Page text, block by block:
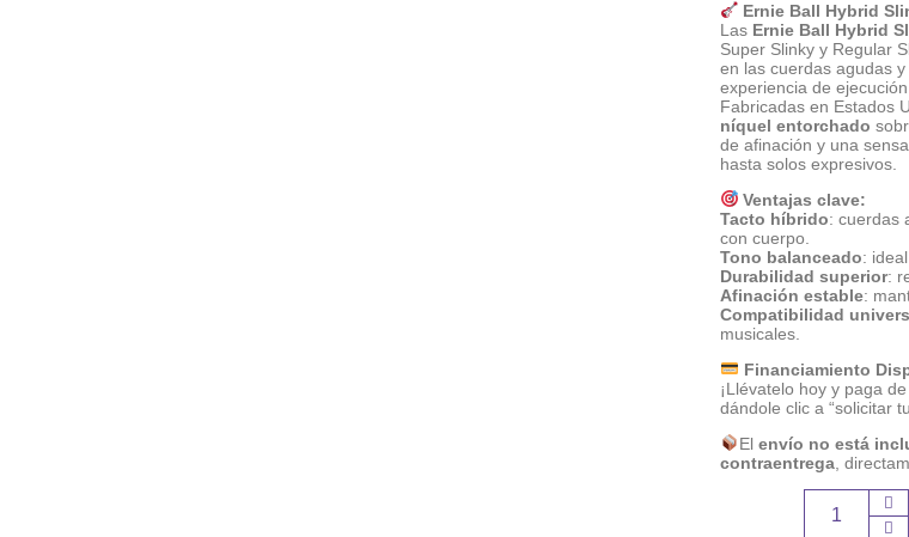
Ernie Ball Hybrid
Las Ernie Ball Hybrid
Super Slinky y Regular
en las cuerdas agudas
experiencia de
Fabricadas en Estados
níquel entorchado
de afinación y una
hasta solos expresivos.
Ventajas clave:
Tacto híbrido: cuerdas
con cuerpo.
Tono balanceado:
Durabilidad superior:
Afinación estable:
Compatibilidad
musicales.
Financiamiento
¡Llévatelo hoy y paga
dándole clic a “solicitar
Elenvío no está
contraentrega ,